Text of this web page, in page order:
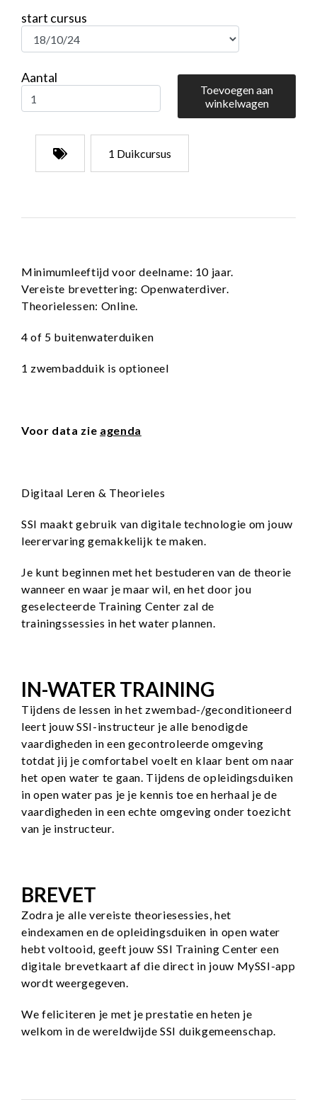
start cursus
Aantal
Toevoegen aan
winkelwagen
1 Duikcursus
Minimumleeftijd voor deelname: 10 jaar.
Vereiste brevettering: Openwaterdiver.
Theorielessen: Online.
4 of 5 buitenwaterduiken
1 zwembadduik is optioneel
Voor data zie agenda
Digitaal Leren & Theorieles
SSI maakt gebruik van digitale technologie om jouw
leerervaring gemakkelijk te maken.
Je kunt beginnen met het bestuderen van de theorie
wanneer en waar je maar wil, en het door jou
geselecteerde Training Center zal de
trainingssessies in het water plannen.
IN-WATER TRAINING
Tijdens de lessen in het zwembad-/geconditioneerd
leert jouw SSI-instructeur je alle benodigde
vaardigheden in een gecontroleerde omgeving
totdat jij je comfortabel voelt en klaar bent om naar
het open water te gaan. Tijdens de opleidingsduiken
in open water pas je je kennis toe en herhaal je de
vaardigheden in een echte omgeving onder toezicht
van je instructeur.
BREVET
Zodra je alle vereiste theoriesessies, het
eindexamen en de opleidingsduiken in open water
hebt voltooid, geeft jouw SSI Training Center een
digitale brevetkaart af die direct in jouw MySSI-app
wordt weergegeven.
We feliciteren je met je prestatie en heten je
welkom in de wereldwijde SSI duikgemeenschap.